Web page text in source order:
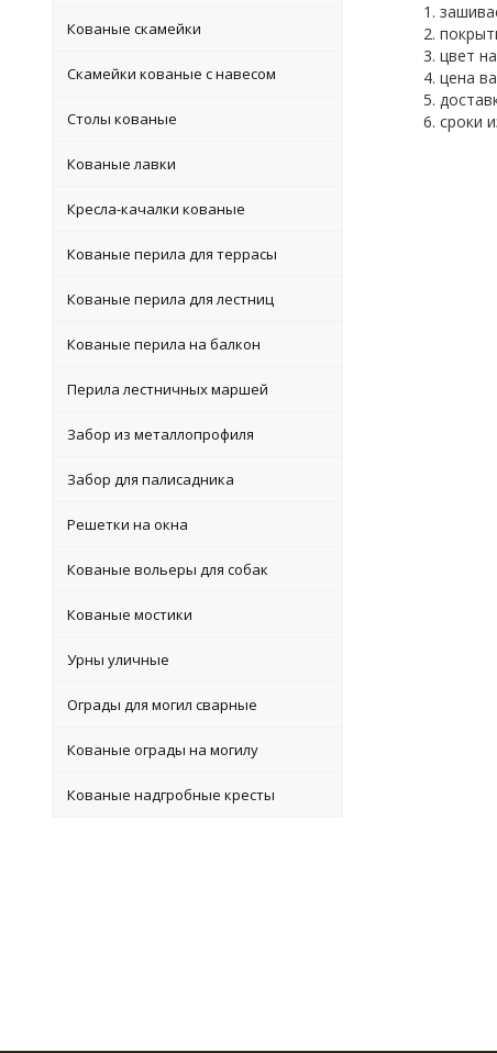
Кованые скамейки
Скамейки кованые с навесом
Столы кованые
Кованые лавки
Кресла-качалки кованые
Кованые перила для террасы
Кованые перила для лестниц
Кованые перила на балкон
Перила лестничных маршей
Забор из металлопрофиля
Забор для палисадника
Решетки на окна
Кованые вольеры для собак
Кованые мостики
Урны уличные
Ограды для могил сварные
Кованые ограды на могилу
Кованые надгробные кресты
цвет
цена
сроки